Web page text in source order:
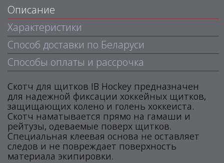
Описание
Характеристики
Способ доставки по Беларуси
Способы оплаты и рассрочка
Скотч для щитков IB Hockey предназначен
для надежной фиксации хоккейных щитков,
защищающих колено и голень хоккеиста.
Скотч наматывается прямо на гамаши и
рейтузы, одеваемые поверх щитков.
Специальная клеевая основа не оставляет
следов и не повреждает поверхность
материала экипировки.